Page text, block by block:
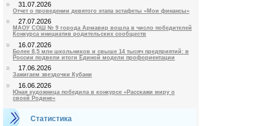
31.07.2026
Отчет о проведении девятого этапа эстафеты «Мои финансы»
27.07.2026
МАОУ СОШ № 9 города Армавир вошла в число победителей
Конкурса инициатив родительских сообществ
16.07.2026
Более 8,5 млн школьников и свыше 14 тысяч предприятий: в
России подвели итоги Единой модели профориентации
17.06.2026
Зажигаем звездочки Кубани
16.06.2026
Юная художница победила в конкурсе «Расскажи миру о
своей Родине»
Статистика